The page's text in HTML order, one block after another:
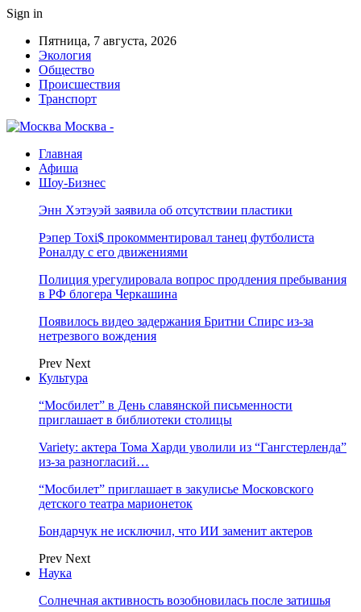
Sign in
Пятница, 7 августа, 2026
Экология
Общество
Происшествия
Транспорт
Москва -
Главная
Афиша
Шоу-Бизнес
Энн Хэтэуэй заявила об отсутствии пластики
Рэпер Toxi$ прокомментировал танец футболиста
Роналду с его движениями
Полиция урегулировала вопрос продления пребывания
в РФ блогера Черкашина
Появилось видео задержания Бритни Спирс из-за
нетрезвого вождения
Prev Next
Культура
“Мосбилет” в День славянской письменности
приглашает в библиотеки столицы
Variety: актера Тома Харди уволили из “Гангстерленда”
из-за разногласий…
“Мосбилет” приглашает в закулисье Московского
детского театра марионеток
Бондарчук не исключил, что ИИ заменит актеров
Prev Next
Наука
Солнечная активность возобновилась после затишья